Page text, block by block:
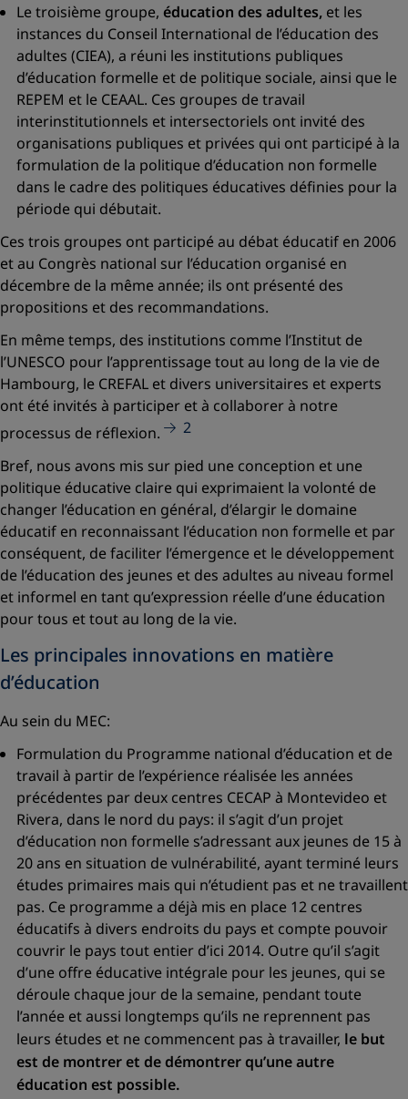
Le troisième groupe, éducation des adultes, et les
instances du Conseil International de l’éducation des
adultes (CIEA), a réuni les institutions publiques
d’éducation formelle et de politique sociale, ainsi que le
REPEM et le CEAAL. Ces groupes de travail
interinstitutionnels et intersectoriels ont invité des
organisations publiques et privées qui ont participé à la
formulation de la politique d’éducation non formelle
dans le cadre des politiques éducatives définies pour la
période qui débutait.
Ces trois groupes ont participé au débat éducatif en 2006
et au Congrès national sur l’éducation organisé en
décembre de la même année; ils ont présenté des
propositions et des recommandations.
En même temps, des institutions comme l’Institut de
l’UNESCO pour l’apprentissage tout au long de la vie de
Hambourg, le CREFAL et divers universitaires et experts
ont été invités à participer et à collaborer à notre
processus de réflexion.
2
Bref, nous avons mis sur pied une conception et une
politique éducative claire qui exprimaient la volonté de
changer l’éducation en général, d’élargir le domaine
éducatif en reconnaissant l’éducation non formelle et par
conséquent, de faciliter l’émergence et le développement
de l’éducation des jeunes et des adultes au niveau formel
et informel en tant qu’expression réelle d’une éducation
pour tous et tout au long de la vie.
Les principales innovations en matière
d’éducation
Au sein du MEC:
Formulation du Programme national d’éducation et de
travail à partir de l’expérience réalisée les années
précédentes par deux centres CECAP à Montevideo et
Rivera, dans le nord du pays: il s’agit d’un projet
d’éducation non formelle s’adressant aux jeunes de 15 à
20 ans en situation de vulnérabilité, ayant terminé leurs
études primaires mais qui n’étudient pas et ne travaillent
pas. Ce programme a déjà mis en place 12 centres
éducatifs à divers endroits du pays et compte pouvoir
couvrir le pays tout entier d’ici 2014. Outre qu’il s’agit
d’une offre éducative intégrale pour les jeunes, qui se
déroule chaque jour de la semaine, pendant toute
l’année et aussi longtemps qu’ils ne reprennent pas
leurs études et ne commencent pas à travailler, le but
est de montrer et de démontrer qu’une autre
éducation est possible.